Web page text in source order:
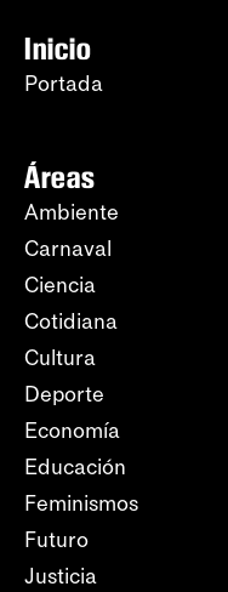
Inicio
Portada
Áreas
Ambiente
Carnaval
Ciencia
Cotidiana
Cultura
Deporte
Economía
Educación
Feminismos
Futuro
Justicia